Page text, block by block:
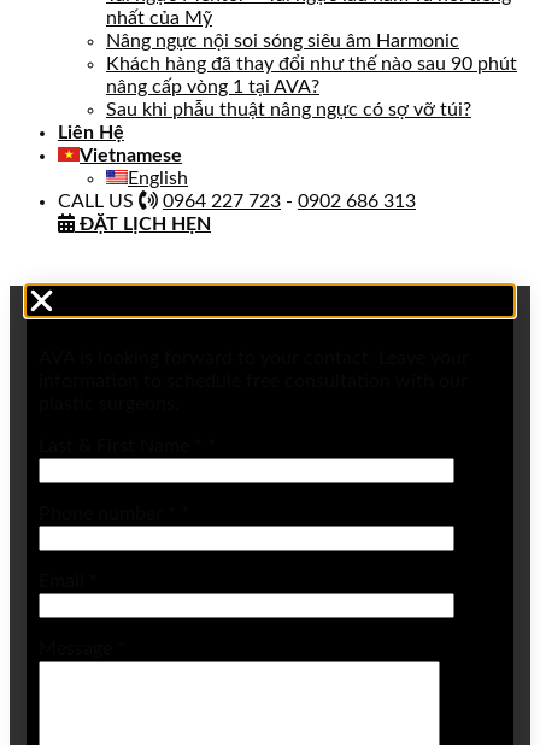
nhất của Mỹ
Nâng ngực nội soi sóng siêu âm Harmonic
Khách hàng đã thay đổi như thế nào sau 90 phút
nâng cấp vòng 1 tại AVA?
Sau khi phẫu thuật nâng ngực có sợ vỡ túi?
Liên Hệ
Vietnamese
English
CALL US
0964 227 723 - 0902 686 313
ĐẶT LỊCH HẸN